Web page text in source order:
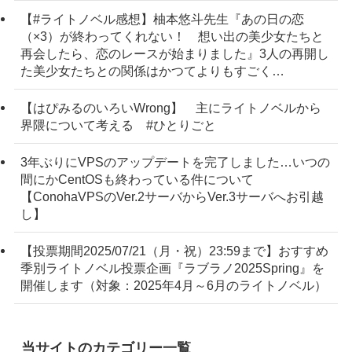
【#ライトノベル感想】柚本悠斗先生『あの日の恋
（×3）が終わってくれない！ 想い出の美少女たちと
再会したら、恋のレースが始まりました』3人の再開し
た美少女たちとの関係はかつてよりもすごく…
【はぴみるのいろいWrong】 主にライトノベルから
界隈について考える #ひとりごと
3年ぶりにVPSのアップデートを完了しました…いつの
間にかCentOSも終わっている件について
【ConohaVPSのVer.2サーバからVer.3サーバへお引越
し】
【投票期間2025/07/21（月・祝）23:59まで】おすすめ
季別ライトノベル投票企画『ラブラノ2025Spring』を
開催します（対象：2025年4月～6月のライトノベル）
当サイトのカテゴリー一覧